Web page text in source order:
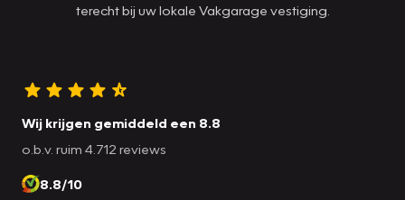
terecht bij uw lokale Vakgarage vestiging.
Wij krijgen gemiddeld een 8.8
o.b.v. ruim 4.712 reviews
8.8/10